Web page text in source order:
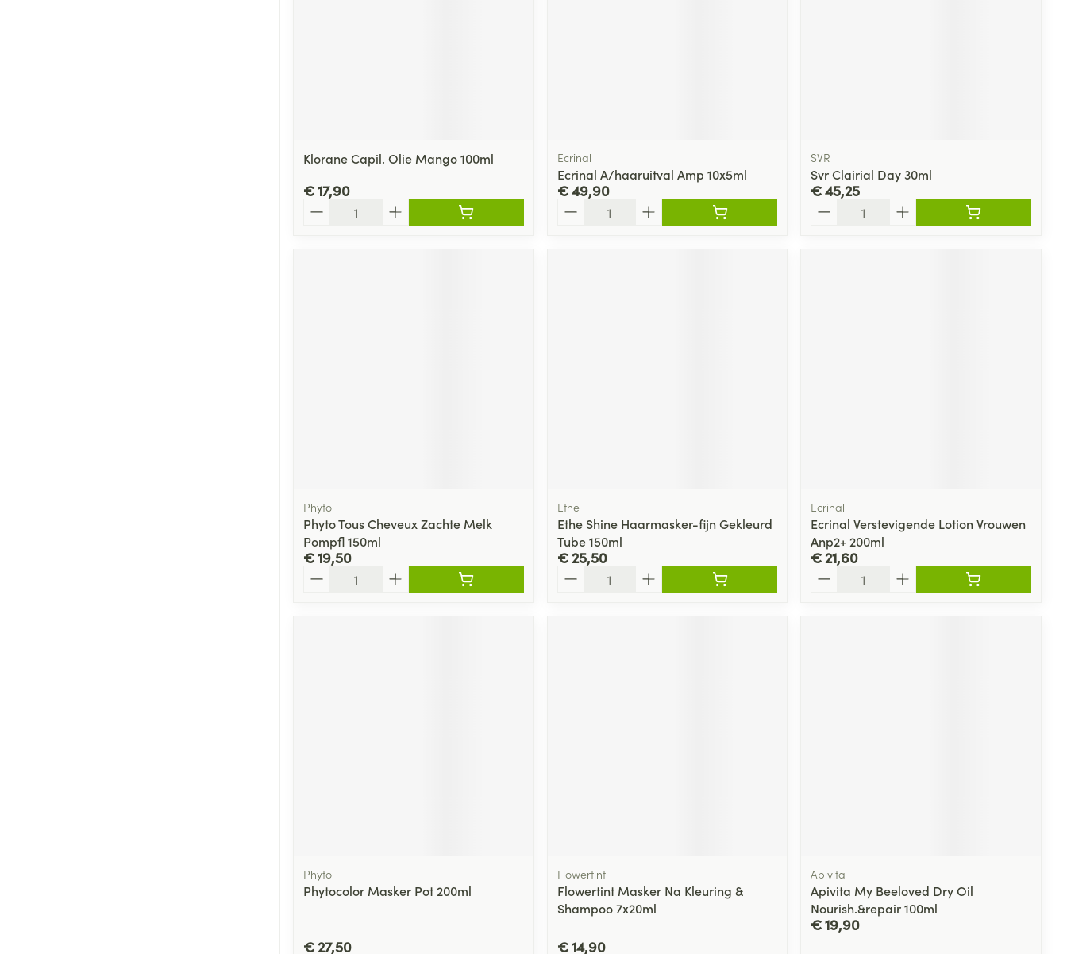
Klorane Capil. Olie Mango 100ml
€ 17,90
Ecrinal
Ecrinal A/haaruitval Amp 10x5ml
€ 49,90
SVR
Svr Clairial Day 30ml
€ 45,25
Phyto
Phyto Tous Cheveux Zachte Melk
Pompfl 150ml
€ 19,50
Ethe
Ethe Shine Haarmasker-fijn Gekleurd
Tube 150ml
€ 25,50
Ecrinal
Ecrinal Verstevigende Lotion Vrouwen
Anp2+ 200ml
€ 21,60
Phyto
Phytocolor Masker Pot 200ml
€ 27,50
Flowertint
Flowertint Masker Na Kleuring &
Shampoo 7x20ml
€ 14,90
Apivita
Apivita My Beeloved Dry Oil
Nourish.&repair 100ml
€ 19,90